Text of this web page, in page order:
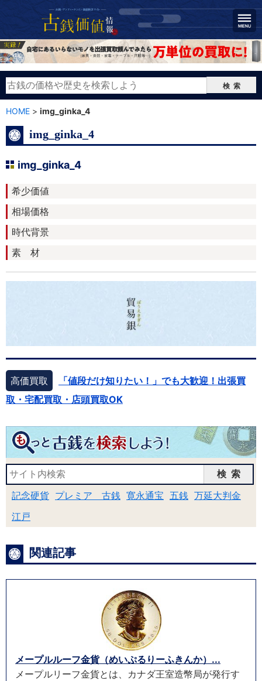
検索
HOME > img_ginka_4
img_ginka_4
img_ginka_4
希少価値
相場価格
時代背景
素 材
高価買取
「値段だけ知りたい！」でも大歓迎！出張買
取・宅配買取・店頭買取OK
検索
記念硬貨 プレミア 古銭 寛永通宝 五銭 万延大判金
江戸
関連記事
メープルルーフ金貨（めいぷるりーふきんか）...
メープルリーフ金貨とは、カナダ王室造幣局が発行す